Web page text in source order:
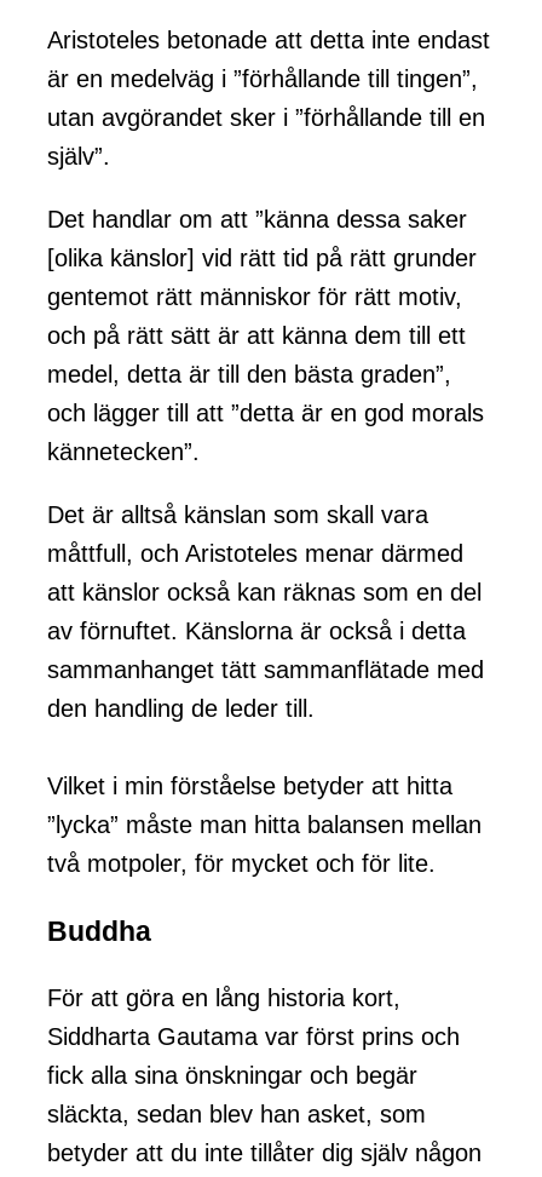
Aristoteles betonade att detta inte endast
är en medelväg i ”förhållande till tingen”,
utan avgörandet sker i ”förhållande till en
själv”.
Det handlar om att ”känna dessa saker
[olika känslor] vid rätt tid på rätt grunder
gentemot rätt människor för rätt motiv,
och på rätt sätt är att känna dem till ett
medel, detta är till den bästa graden”,
och lägger till att ”detta är en god morals
kännetecken”.
Det är alltså känslan som skall vara
måttfull, och Aristoteles menar därmed
att känslor också kan räknas som en del
av förnuftet. Känslorna är också i detta
sammanhanget tätt sammanflätade med
den handling de leder till.
Vilket i min förståelse betyder att hitta
”lycka” måste man hitta balansen mellan
två motpoler, för mycket och för lite.
Buddha
För att göra en lång historia kort,
Siddharta Gautama var först prins och
fick alla sina önskningar och begär
släckta, sedan blev han asket, som
betyder att du inte tillåter dig själv någon